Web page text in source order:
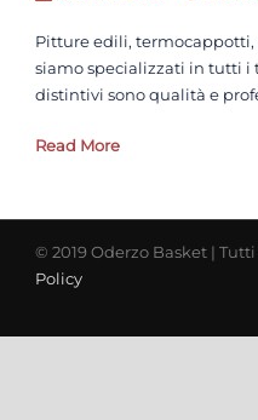
Pitture edili, termocappotti,
siamo specializzati in tutti i
distintivi sono qualità e
Read More
© 2019 Oderzo Basket |
Policy